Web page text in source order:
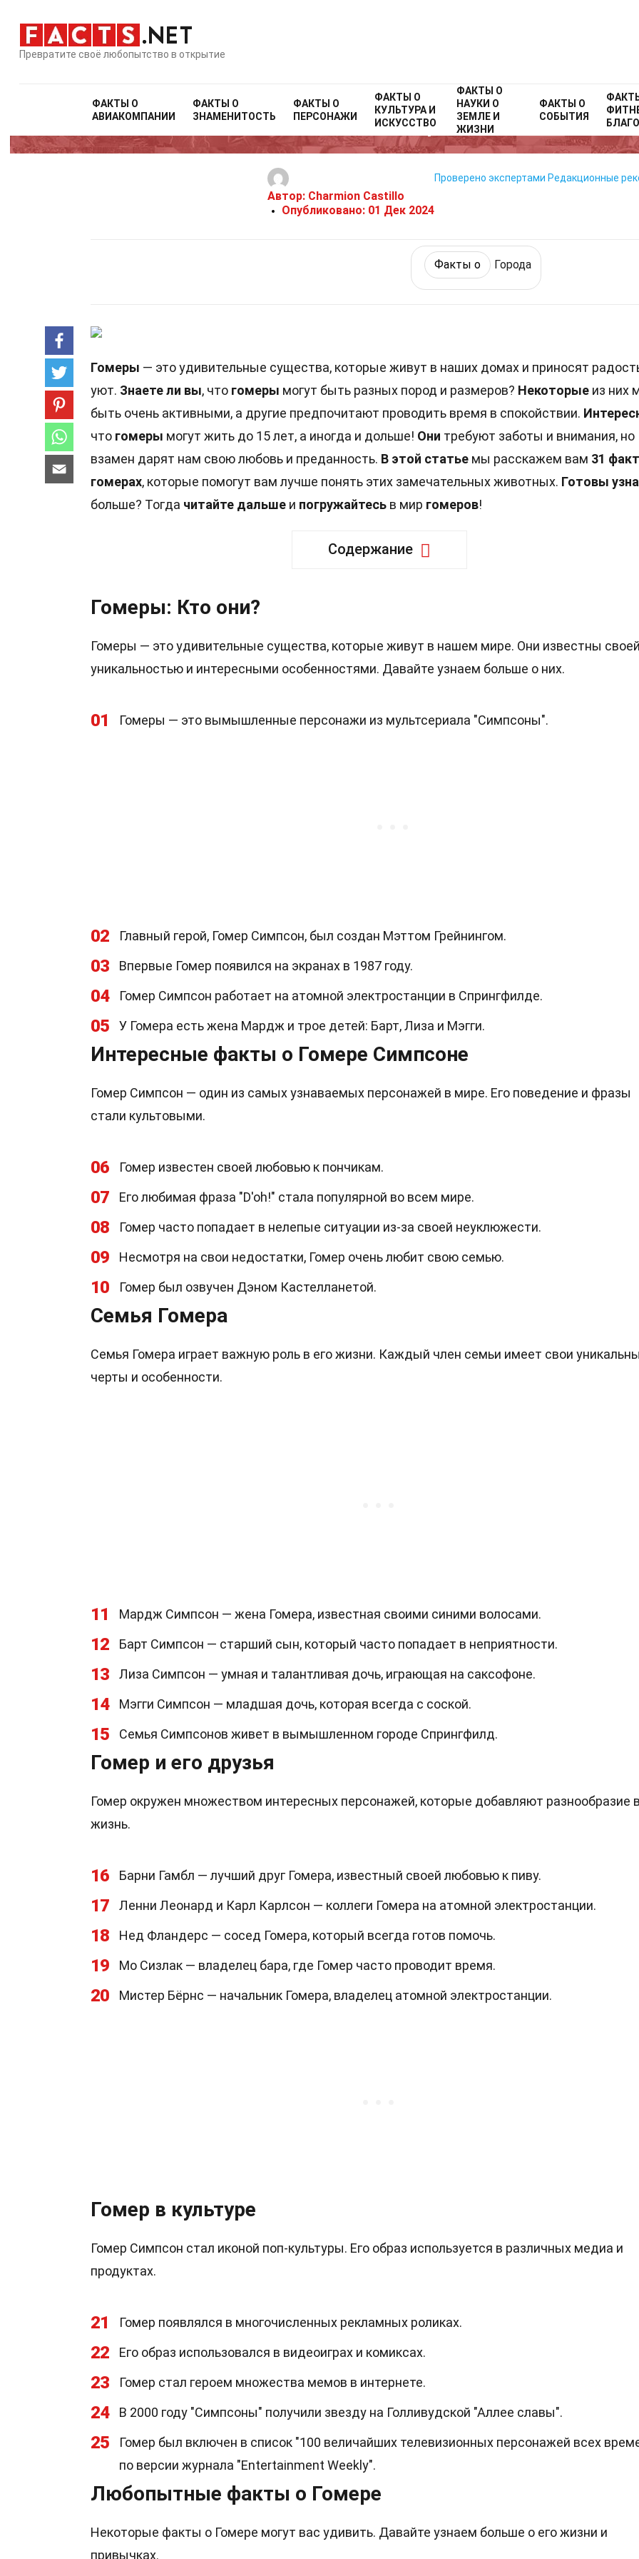
Превратите своё любопытство в открытие
ФАКТЫ О
АВИАКОМПАНИИ
ФАКТЫ О
ЗНАМЕНИТОСТЬ
ФАКТЫ О
ПЕРСОНАЖИ
ФАКТЫ О
КУЛЬТУРА И
ИСКУССТВО
ФАКТЫ О
НАУКИ О
ЗЕМЛЕ И
ЖИЗНИ
ФАКТЫ О
СОБЫТИЯ
Home Факты оМир Факты о Города
31 Факты О Гома
Автор: Charmion Castillo
Опубликовано: 01 Дек 2024
Проверено экспертами Редакционные
Факты о Города
Гомеры — это удивительные существа, которые живут в наших домах и приносят
уют. Знаете ли вы, что гомеры могут быть разных пород и размеров? Некоторые из них
быть очень активными, а другие предпочитают проводить время в спокойствии.
что гомеры могут жить до 15 лет, а иногда и дольше! Они требуют заботы и внимания, но
взамен дарят нам свою любовь и преданность. В этой статье мы расскажем вам 31 факт
гомерах, которые помогут вам лучше понять этих замечательных животных. Готовы
больше? Тогда читайте дальше и погружайтесь в мир гомеров!
Содержание
Гомеры: Кто они?
Гомеры — это удивительные существа, которые живут в нашем мире. Они известны
уникальностью и интересными особенностями. Давайте узнаем больше о них.
01 Гомеры — это вымышленные персонажи из мультсериала "Симпсоны".
02 Главный герой, Гомер Симпсон, был создан Мэттом Грейнингом.
03 Впервые Гомер появился на экранах в 1987 году.
04 Гомер Симпсон работает на атомной электростанции в Спрингфилде.
05 У Гомера есть жена Мардж и трое детей: Барт, Лиза и Мэгги.
Интересные факты о Гомере Симпсоне
Гомер Симпсон — один из самых узнаваемых персонажей в мире. Его поведение и фразы
стали культовыми.
06 Гомер известен своей любовью к пончикам.
07 Его любимая фраза "D'oh!" стала популярной во всем мире.
08 Гомер часто попадает в нелепые ситуации из-за своей неуклюжести.
09 Несмотря на свои недостатки, Гомер очень любит свою семью.
10 Гомер был озвучен Дэном Кастелланетой.
Семья Гомера
Семья Гомера играет важную роль в его жизни. Каждый член семьи имеет свои
черты и особенности.
11 Мардж Симпсон — жена Гомера, известная своими синими волосами.
12 Барт Симпсон — старший сын, который часто попадает в неприятности.
13 Лиза Симпсон — умная и талантливая дочь, играющая на саксофоне.
14 Мэгги Симпсон — младшая дочь, которая всегда с соской.
15 Семья Симпсонов живет в вымышленном городе Спрингфилд.
Гомер и его друзья
Гомер окружен множеством интересных персонажей, которые добавляют разнообразие
жизнь.
16 Барни Гамбл — лучший друг Гомера, известный своей любовью к пиву.
17 Ленни Леонард и Карл Карлсон — коллеги Гомера на атомной электростанции.
18 Нед Фландерс — сосед Гомера, который всегда готов помочь.
19 Мо Сизлак — владелец бара, где Гомер часто проводит время.
20 Мистер Бёрнс — начальник Гомера, владелец атомной электростанции.
Гомер в культуре
Гомер Симпсон стал иконой поп-культуры. Его образ используется в различных медиа и
продуктах.
21 Гомер появлялся в многочисленных рекламных роликах.
22 Его образ использовался в видеоиграх и комиксах.
23 Гомер стал героем множества мемов в интернете.
24 В 2000 году "Симпсоны" получили звезду на Голливудской "Аллее славы".
25
Гомер был включен в список "100 величайших телевизионных персонажей всех
по версии журнала "Entertainment Weekly".
Любопытные факты о Гомере
Некоторые факты о Гомере могут вас удивить. Давайте узнаем больше о его жизни и
привычках.